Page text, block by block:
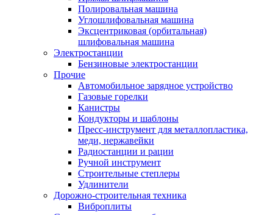
Полировальная машина
Углошлифовальная машина
Эксцентриковая (орбитальная)
шлифовальная машина
Электростанции
Бензиновые электростанции
Прочие
Автомобильное зарядное устройство
Газовые горелки
Канистры
Кондукторы и шаблоны
Пресс-инструмент для металлопластика,
меди, нержавейки
Радиостанции и рации
Ручной инструмент
Строительные степлеры
Удлинители
Дорожно-строительная техника
Виброплиты